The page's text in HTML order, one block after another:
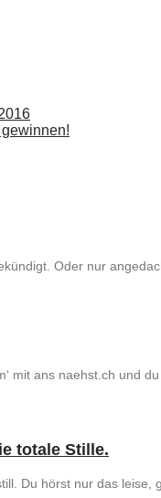
Oder nur
mit ans naehst.ch und
totale Stille.
Du hörst nur das leise,